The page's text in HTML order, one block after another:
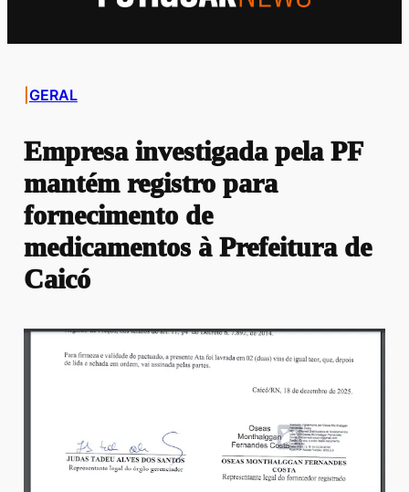
GERAL
Empresa investigada pela PF
mantém registro para
fornecimento de
medicamentos à Prefeitura de
Caicó